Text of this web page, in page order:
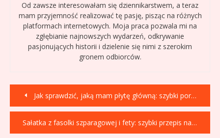
Od zawsze interesowałam się dziennikarstwem, a teraz
mam przyjemność realizować tę pasję, pisząc na różnych
platformach internetowych. Moja praca pozwala mi na
zgłębianie najnowszych wydarzeń, odkrywanie
pasjonujących historii i dzielenie się nimi z szerokim
gronem odbiorców.
Nawigacja
wpisu
Jak sprawdzić, jaką mam płytę główną: szybki poradnik
Sałatka z fasolki szparagowej i fety: szybki przepis na greckie smaki